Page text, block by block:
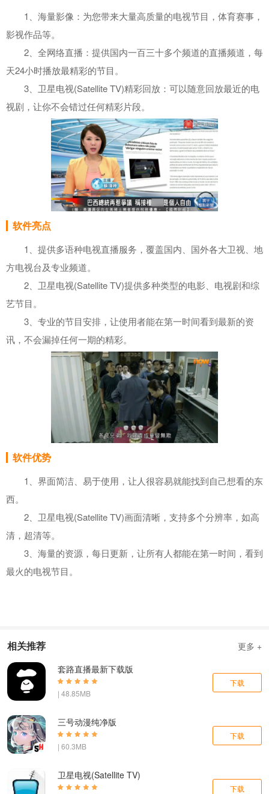
1、海量影像：为您带来大量高质量的电视节目，体育赛事，
影视作品等。
2、全网络直播：提供国内一百三十多个频道的直播频道，每
天24小时播放最精彩的节目。
3、卫星电视(Satellite TV)精彩回放：可以随意回放最近的电
视剧，让你不会错过任何精彩片段。
软件亮点
1、提供多语种电视直播服务，覆盖国内、国外各大卫视、地
方电视台及专业频道。
2、卫星电视(Satellite TV)提供多种类型的电影、电视剧和综
艺节目。
3、专业的节目安排，让使用者能在第一时间看到最新的资
讯，不会漏掉任何一期的精彩。
软件优势
1、界面简洁、易于使用，让人很容易就能找到自己想看的东
西。
2、卫星电视(Satellite TV)画面清晰，支持多个分辨率，如高
清，超清等。
3、海量的资源，每日更新，让所有人都能在第一时间，看到
最火的电视节目。
相关推荐
更多 +
套路直播最新下载版
| 48.85MB
下载
三号动漫纯净版
| 60.3MB
下载
卫星电视(Satellite TV)
下载